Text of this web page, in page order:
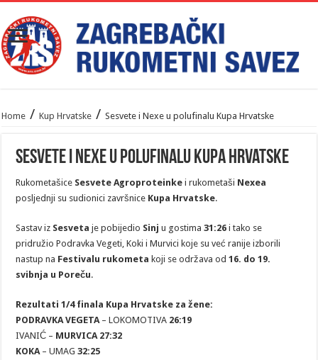
Home / Kup Hrvatske / Sesvete i Nexe u polufinalu Kupa Hrvatske
Sesvete i Nexe u polufinalu Kupa Hrvatske
Rukometašice Sesvete Agroproteinke i rukometaši Nexea
posljednji su sudionici završnice Kupa Hrvatske.
Sastav iz Sesveta je pobijedio Sinj u gostima31:26 i tako se
pridružio Podravka Vegeti, Koki i Murvici koje su već ranije izborili
nastup na Festivalu rukometa koji se održava od16. do 19.
svibnja u Poreču.
Rezultati 1/4 finala Kupa Hrvatske za žene:
PODRAVKA VEGETA– LOKOMOTIVA 26:19
IVANIĆ – MURVICA 27:32
KOKA– UMAG32:25